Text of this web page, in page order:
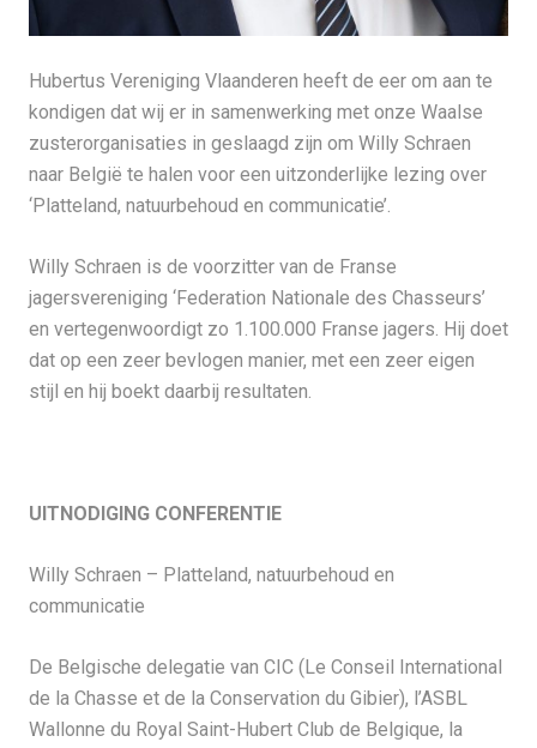
Hubertus Vereniging Vlaanderen heeft de eer om aan te
kondigen dat wij er in samenwerking met onze Waalse
zusterorganisaties in geslaagd zijn om Willy Schraen
naar België te halen voor een uitzonderlijke lezing over
‘Platteland, natuurbehoud en communicatie’.
Willy Schraen is de voorzitter van de Franse
jagersvereniging ‘Federation Nationale des Chasseurs’
en vertegenwoordigt zo 1.100.000 Franse jagers. Hij doet
dat op een zeer bevlogen manier, met een zeer eigen
stijl en hij boekt daarbij resultaten.
UITNODIGING CONFERENTIE
Willy Schraen – Platteland, natuurbehoud en
communicatie
De Belgische delegatie van CIC (Le Conseil International
de la Chasse et de la Conservation du Gibier), l’ASBL
Wallonne du Royal Saint-Hubert Club de Belgique, la